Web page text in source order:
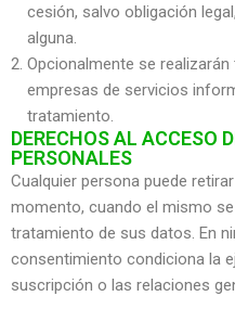
cesión, salvo obligación
alguna.
Opcionalmente se
empresas de servicios
tratamiento.
DERECHOS AL ACCESO
PERSONALES
Cualquier persona puede
momento, cuando el mismo
tratamiento de sus datos. En
consentimiento condiciona la
suscripción o las relaciones